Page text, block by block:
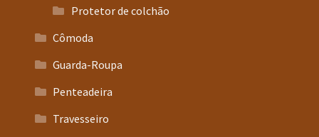
Protetor de colchão
Cômoda
Guarda-Roupa
Penteadeira
Travesseiro